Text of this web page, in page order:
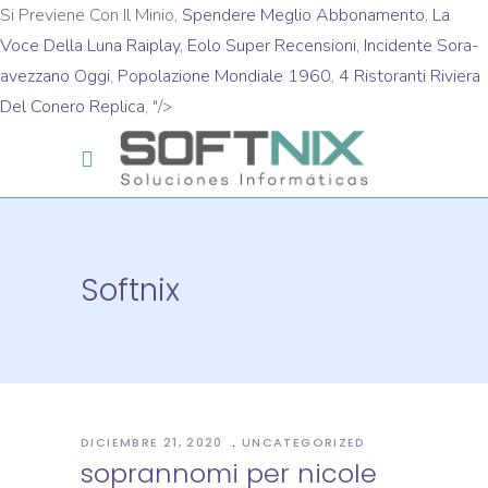
Si Previene Con Il Minio, Spendere Meglio Abbonamento, La
Voce Della Luna Raiplay, Eolo Super Recensioni, Incidente Sora-
avezzano Oggi, Popolazione Mondiale 1960, 4 Ristoranti Riviera
Del Conero Replica, "/>
Softnix
DICIEMBRE 21, 2020 UNCATEGORIZED
soprannomi per nicole